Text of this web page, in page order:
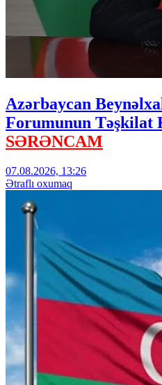
Azərbaycan
Forumunun Təşkilat
SƏRƏNCAM
07.08.2026, 13:26
Ətraflı oxumaq